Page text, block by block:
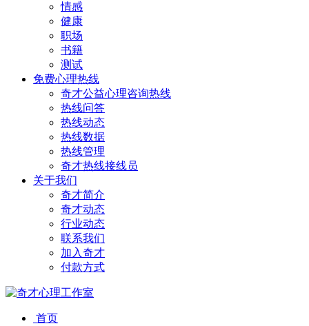
情感
健康
职场
书籍
测试
免费心理热线
奇才公益心理咨询热线
热线问答
热线动态
热线数据
热线管理
奇才热线接线员
关于我们
奇才简介
奇才动态
行业动态
联系我们
加入奇才
付款方式
首页